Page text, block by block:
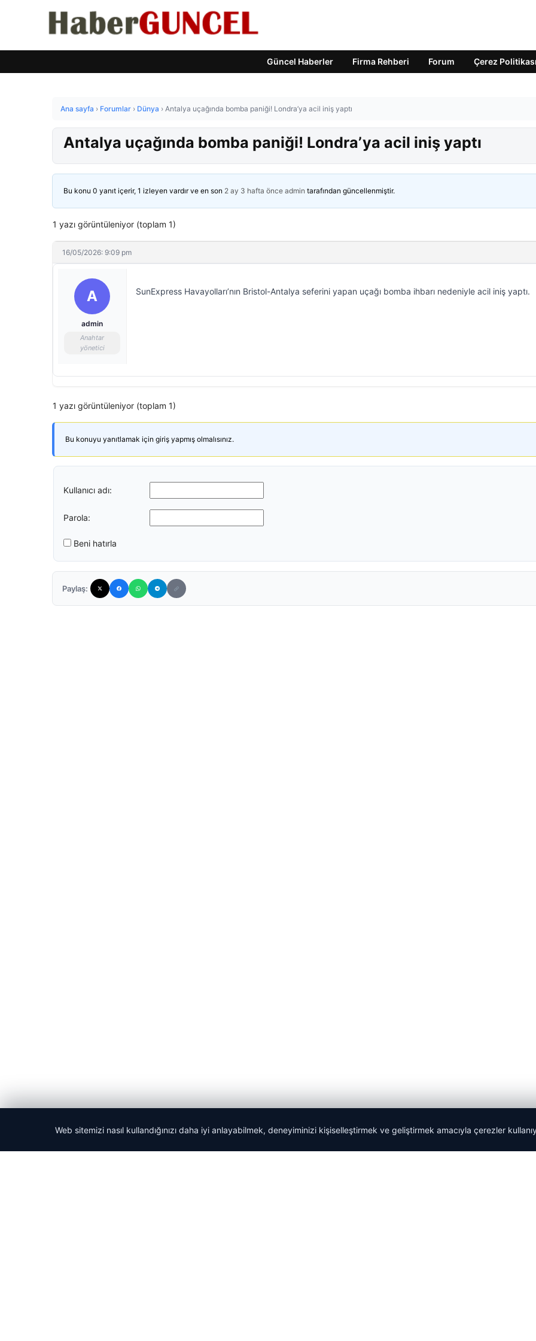
Güncel Haberler Firma Rehberi Forum Çerez Politikası
Ana sayfa › Forumlar › Dünya › Antalya uçağında bomba paniği! Londra’ya acil iniş yaptı
Antalya uçağında bomba paniği! Londra’ya acil iniş yaptı
Bu konu 0 yanıt içerir, 1 izleyen vardır ve en son 2 ay 3 hafta önce admin tarafından güncellenmiştir.
1 yazı görüntüleniyor (toplam 1)
16/05/2026: 9:09 pm
A
admin
Anahtar
yönetici
SunExpress Havayolları’nın Bristol-Antalya seferini yapan uçağı bomba ihbarı nedeniyle acil iniş yaptı.
1 yazı görüntüleniyor (toplam 1)
Bu konuyu yanıtlamak için giriş yapmış olmalısınız.
Kullanıcı adı:
Parola:
Beni hatırla
Paylaş:
Web sitemizi nasıl kullandığınızı daha iyi anlayabilmek, deneyiminizi kişiselleştirmek ve geliştirmek amacıyla çerezler